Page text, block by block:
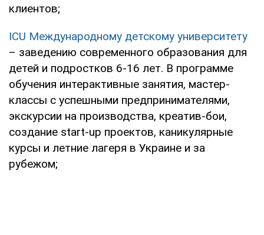
клиентов;
ICU Международному детскому университету
– заведению современного образования для
детей и подростков 6-16 лет. В программе
обучения интерактивные занятия, мастер-
классы с успешными предпринимателями,
экскурсии на производства, креатив-бои,
создание start-up проектов, каникулярные
курсы и летние лагеря в Украине и за
рубежом;